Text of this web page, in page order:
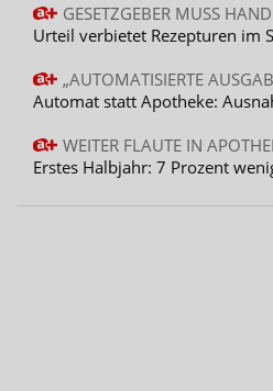
GESETZGEBER MUSS
Urteil verbietet Rezepturen im
„AUTOMATISIERTE
Automat statt Apotheke:
WEITER FLAUTE IN
Erstes Halbjahr: 7 Prozent